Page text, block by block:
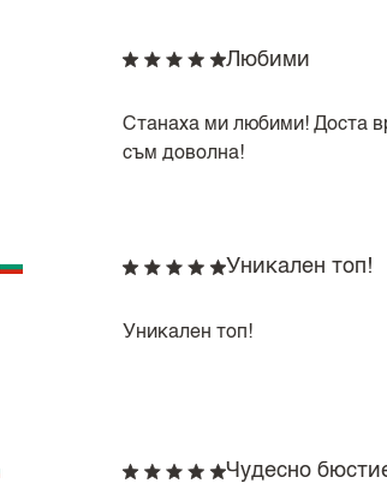
Любими
Станаха ми любими! Доста
съм доволна!
Уникален топ!
Уникален топ!
Чудесно